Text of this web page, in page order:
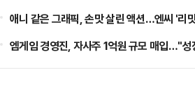
애니 같은 그래픽, 손맛 살린 액션…엔씨 '리
엠게임 경영진, 자사주 1억원 규모 매입…"성